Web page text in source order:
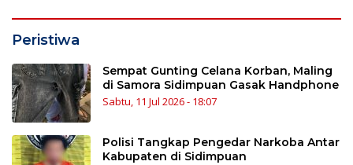
Peristiwa
Sempat Gunting Celana Korban, Maling
di Samora Sidimpuan Gasak Handphone
Sabtu, 11 Jul 2026 - 18:07
Polisi Tangkap Pengedar Narkoba Antar
Kabupaten di Sidimpuan